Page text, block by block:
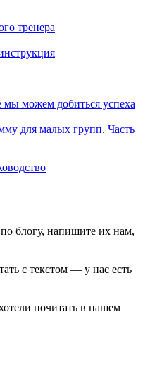
тренера
мы можем добиться успеха
для малых групп. Часть
блогу, напишите их нам,
с текстом — у нас есть
почитать в нашем